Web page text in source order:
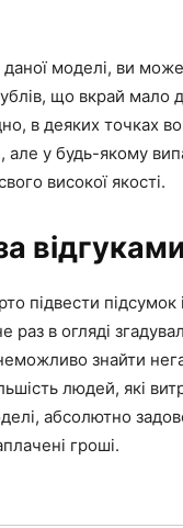
моделі, ви
що вкрай мало
в деяких точках
але у будь-якому
високої якості.
відгуками
підвести підсумок
раз в огляді
знайти
людей, які
абсолютно
гроші.